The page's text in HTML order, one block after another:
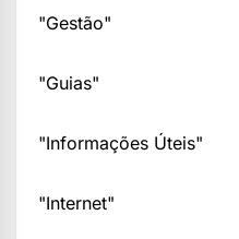
"Gestão"
"Guias"
"Informações Úteis"
"Internet"